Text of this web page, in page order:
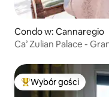
Condo w: Cannaregio
Ca’ Zulian Palace -
Najpopularniejsze z
Wybór gości